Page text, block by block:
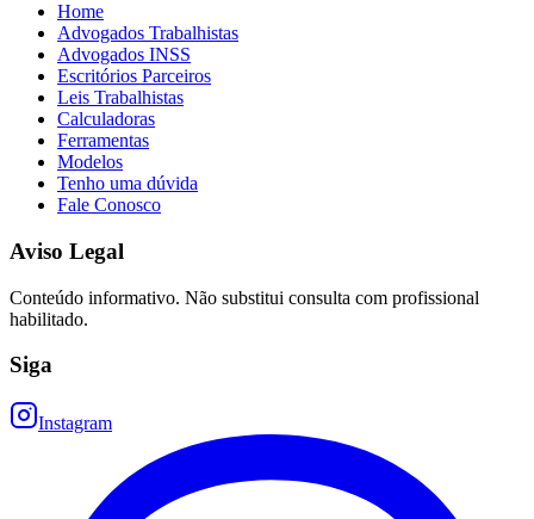
Home
Advogados Trabalhistas
Advogados INSS
Escritórios Parceiros
Leis Trabalhistas
Calculadoras
Ferramentas
Modelos
Tenho uma dúvida
Fale Conosco
Aviso Legal
Conteúdo informativo. Não substitui consulta com profissional
habilitado.
Siga
Instagram